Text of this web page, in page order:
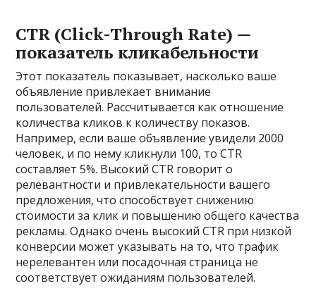
CTR (Click-Through Rate) —
показатель кликабельности
Этот показатель показывает, насколько ваше
объявление привлекает внимание
пользователей. Рассчитывается как отношение
количества кликов к количеству показов.
Например, если ваше объявление увидели 2000
человек, и по нему кликнули 100, то CTR
составляет 5%. Высокий CTR говорит о
релевантности и привлекательности вашего
предложения, что способствует снижению
стоимости за клик и повышению общего качества
рекламы. Однако очень высокий CTR при низкой
конверсии может указывать на то, что трафик
нерелевантен или посадочная страница не
соответствует ожиданиям пользователей.